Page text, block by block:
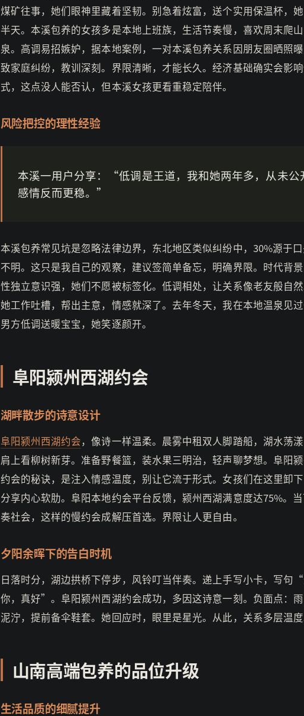
煤矿往事，她们眼神里藏着坚韧。别急着炫富，送个实用保温杯，
半天。本溪包养的女孩多是本地上班族，生活节奏慢，喜欢周末爬
泉。高调易招嫉妒，据本地案例，一对本溪包养关系因朋友圈晒照
致家庭纠纷，教训深刻。界限清晰，才能长久。经济基础确实会影
式，这点没人能否认，但本溪女孩更看重稳定陪伴。
风险把控的理性经验
本溪一用户分享：“低调是王道，我和她两年多，从未公
感情反而更稳。”
本溪包养常见坑是忽略法律边界，东北地区类似纠纷中，30%源于
不明。这只是我自己的观察，建议签简单备忘，明确界限。时代背
性独立意识强，她们不愿被标签化。低调相处，让关系像老友般自
她工作吐槽，帮出主意，情感就深了。去年冬天，我在本地温泉见
男方低调送暖宝宝，她笑逐颜开。
阜阳颍州西湖约会
湖畔散步的诗意设计
阜阳颍州西湖约会，像诗一样温柔。晨雾中租双人脚踏船，湖水荡
肩上看柳树新芽。准备野餐篮，装水果三明治，轻声聊梦想。阜阳
约会的秘诀，是注入情感温度，别让它流于形式。女孩们在这里卸
分享内心软肋。阜阳本地约会平台反馈，颍州西湖满意度达75%。
奏社会，这样的慢约会成解压首选。界限让人更自由。
夕阳余晖下的告白时机
日落时分，湖边拱桥下停步，风铃叮当伴奏。递上手写小卡，写句
你，真好”。阜阳颍州西湖约会成功，多因这诗意一刻。负面点：
泥泞，提前备伞鞋套。她回应时，眼里是星光。从此，关系多层温
山南高端包养的品位升级
生活品质的细腻提升